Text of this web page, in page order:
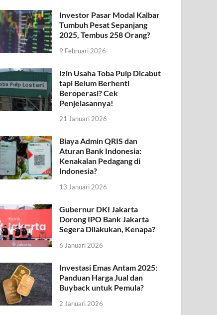
Investor Pasar Modal Kalbar
Tumbuh Pesat Sepanjang
2025, Tembus 258 Orang?
9 Februari 2026
Izin Usaha Toba Pulp Dicabut
tapi Belum Berhenti
Beroperasi? Cek
Penjelasannya!
21 Januari 2026
Biaya Admin QRIS dan
Aturan Bank Indonesia:
Kenakalan Pedagang di
Indonesia?
13 Januari 2026
Gubernur DKI Jakarta
Dorong IPO Bank Jakarta
Segera Dilakukan, Kenapa?
6 Januari 2026
Investasi Emas Antam 2025:
Panduan Harga Jual dan
Buyback untuk Pemula?
2 Januari 2026